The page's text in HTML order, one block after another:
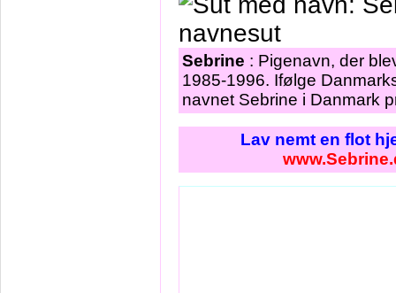
Sebrine : Pigenavn, der
1985-1996. Ifølge
navnet Sebrine i Danmark
Lav nemt en flot